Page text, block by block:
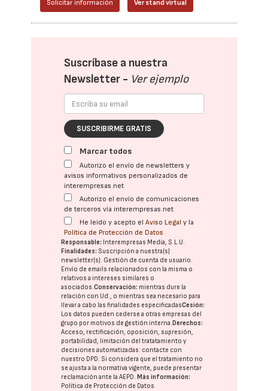
Solicitar información Ver stand virtual
Suscríbase a nuestra
Newsletter - Ver ejemplo
SUSCRIBIRME GRATIS
Marcar todos
Autorizo el envío de newsletters y
avisos informativos personalizados de
interempresas.net
Autorizo el envío de comunicaciones
de terceros vía interempresas.net
He leído y acepto elAviso Legal y la
Política de Protección de Datos
Responsable: Interempresas Media, S.L.U.
Finalidades: Suscripción a nuestra(s)
newsletter(s). Gestión de cuenta de usuario.
Envío de emails relacionados con la misma o
relativos a intereses similares o
asociados.Conservación: mientras dure la
relación con Ud., o mientras sea necesario para
llevar a cabo las finalidades especificadasCesión:
Los datos pueden cederse a otras empresas del
grupo por motivos de gestión interna. Derechos:
Acceso, rectificación, oposición, supresión,
portabilidad, limitación del tratatamiento y
decisiones automatizadas: contacte con
nuestro DPD. Si considera que el tratamiento no
se ajusta a la normativa vigente, puede presentar
reclamación ante laAEPD. Más información:
Política de Protección de Datos